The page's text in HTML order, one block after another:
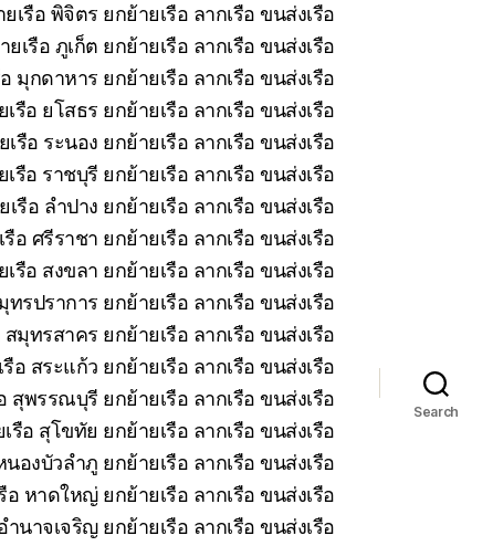
เรือ พิจิตร ยกย้ายเรือ ลากเรือ ขนส่งเรือ
เรือ ภูเก็ต ยกย้ายเรือ ลากเรือ ขนส่งเรือ
มุกดาหาร ยกย้ายเรือ ลากเรือ ขนส่งเรือ
รือ ยโสธร ยกย้ายเรือ ลากเรือ ขนส่งเรือ
รือ ระนอง ยกย้ายเรือ ลากเรือ ขนส่งเรือ
รือ ราชบุรี ยกย้ายเรือ ลากเรือ ขนส่งเรือ
รือ ลำปาง ยกย้ายเรือ ลากเรือ ขนส่งเรือ
อ ศรีราชา ยกย้ายเรือ ลากเรือ ขนส่งเรือ
รือ สงขลา ยกย้ายเรือ ลากเรือ ขนส่งเรือ
รปราการ ยกย้ายเรือ ลากเรือ ขนส่งเรือ
มุทรสาคร ยกย้ายเรือ ลากเรือ ขนส่งเรือ
อ สระแก้ว ยกย้ายเรือ ลากเรือ ขนส่งเรือ
สุพรรณบุรี ยกย้ายเรือ ลากเรือ ขนส่งเรือ
รือ สุโขทัย ยกย้ายเรือ ลากเรือ ขนส่งเรือ
องบัวลำภู ยกย้ายเรือ ลากเรือ ขนส่งเรือ
อ หาดใหญ่ ยกย้ายเรือ ลากเรือ ขนส่งเรือ
นาจเจริญ ยกย้ายเรือ ลากเรือ ขนส่งเรือ
Search